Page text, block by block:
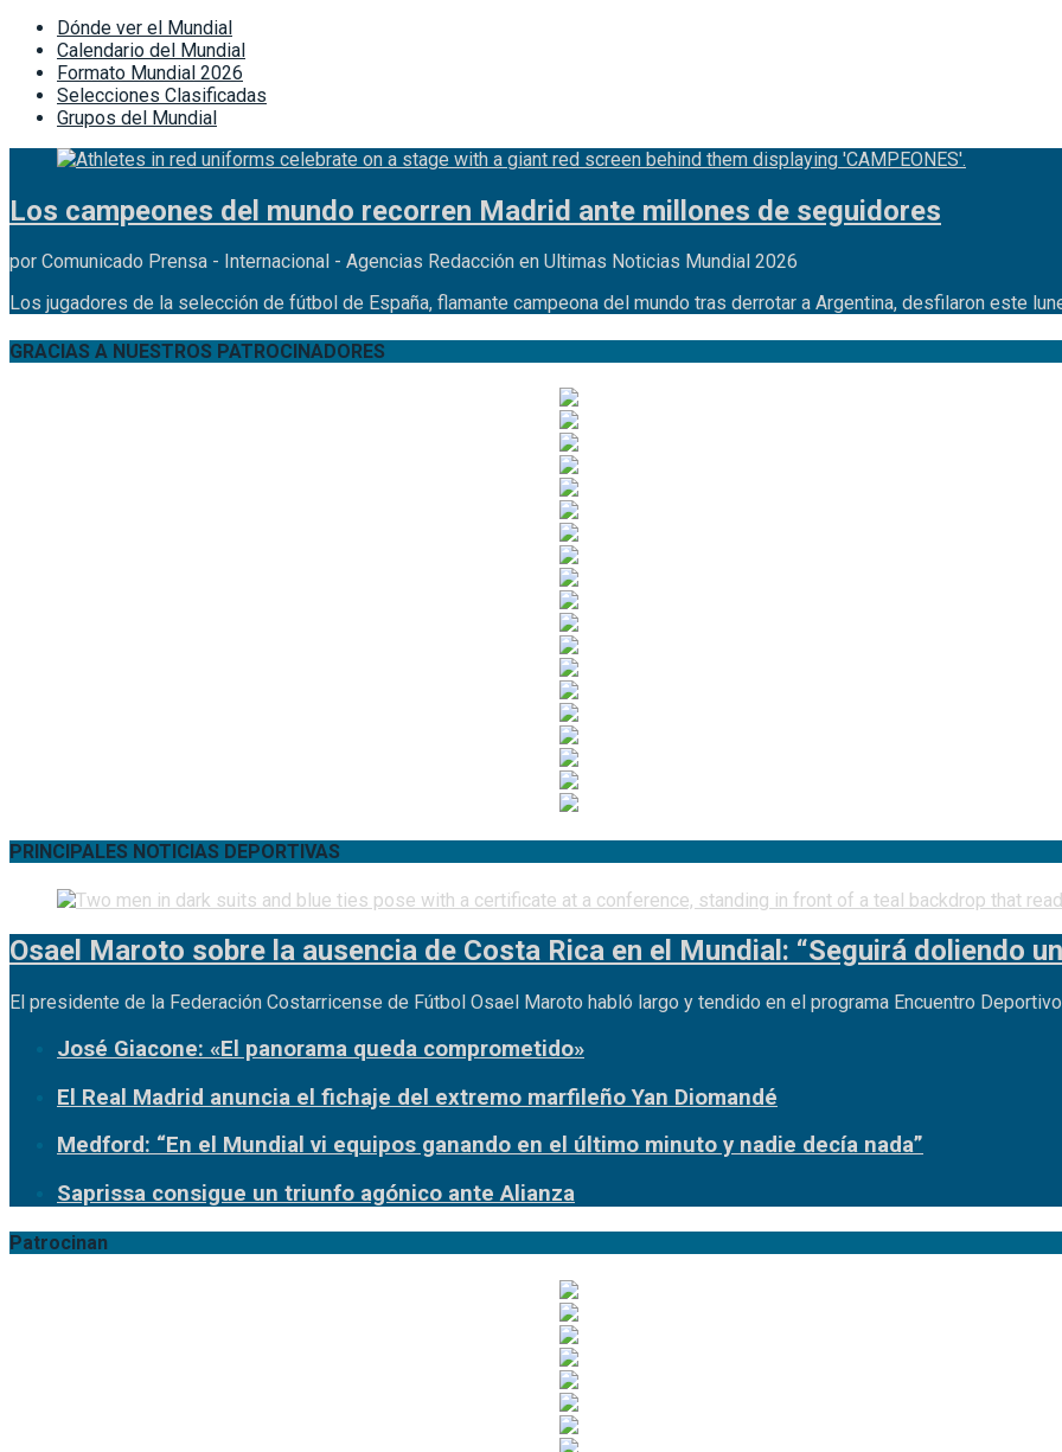
Dónde ver el Mundial
Calendario del Mundial
Formato Mundial 2026
Selecciones Clasificadas
Grupos del Mundial
Los campeones del mundo recorren Madrid ante millones de seguidores
por Comunicado Prensa - Internacional - Agencias Redacción en Ultimas Noticias Mundial 2026
Los jugadores de la selección de fútbol de España, flamante campeona del mundo tras derrotar a Argentina, desfilaron este
GRACIAS A NUESTROS PATROCINADORES
PRINCIPALES NOTICIAS DEPORTIVAS
Osael Maroto sobre la ausencia de Costa Rica en el Mundial: “Seguirá doliendo
El presidente de la Federación Costarricense de Fútbol Osael Maroto habló largo y tendido en el programa Encuentro
José Giacone: «El panorama queda comprometido»
El Real Madrid anuncia el fichaje del extremo marfileño Yan Diomandé
Medford: “En el Mundial vi equipos ganando en el último minuto y nadie decía nada”
Saprissa consigue un triunfo agónico ante Alianza
Patrocinan